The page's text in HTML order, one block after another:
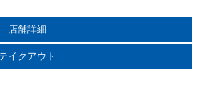
店舗詳細
イクアウト